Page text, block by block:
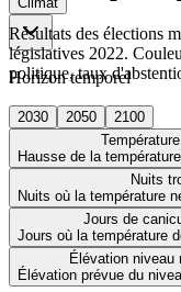
Horizon temporel
2030 2050
2100
Hausse de la
Nuits
Nuits où la température
Jours de
Jours où la température
Élévation niveau
Élévation prévue du
Résultats des élections
législatives 2022.
politique, taux